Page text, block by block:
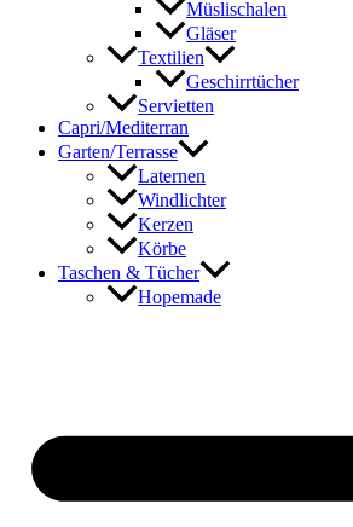
Müslischalen
Gläser
Textilien
Geschirrtücher
Servietten
Capri/Mediterran
Garten/Terrasse
Laternen
Windlichter
Kerzen
Körbe
Taschen & Tücher
Hopemade